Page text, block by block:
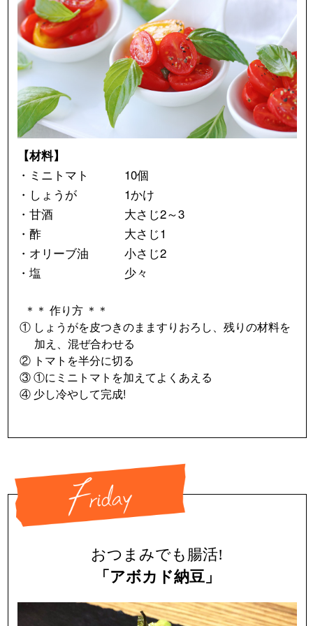
【材料】
・ミニトマト 10個
・しょうが 1かけ
・甘酒 大さじ2～3
・酢 大さじ1
・オリーブ油 小さじ2
・塩 少々
＊＊ 作り方 ＊＊
① しょうがを皮つきのまますりおろし、残りの材料を
加え、混ぜ合わせる
② トマトを半分に切る
③ ①にミニトマトを加えてよくあえる
④ 少し冷やして完成!
おつまみでも腸活!
「アボカド納豆」